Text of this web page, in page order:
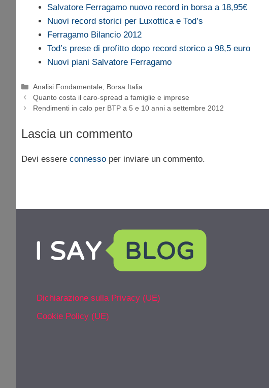
Salvatore Ferragamo nuovo record in borsa a 18,95€
Nuovi record storici per Luxottica e Tod’s
Ferragamo Bilancio 2012
Tod’s prese di profitto dopo record storico a 98,5 euro
Nuovi piani Salvatore Ferragamo
Categorie
Analisi Fondamentale
Borsa Italia
Quanto costa il caro-spread a famiglie e imprese
Rendimenti in calo per BTP a 5 e 10 anni a settembre 2012
Lascia un commento
Devi essere connesso per inviare un commento.
Dichiarazione sulla Privacy (UE)
Cookie Policy (UE)